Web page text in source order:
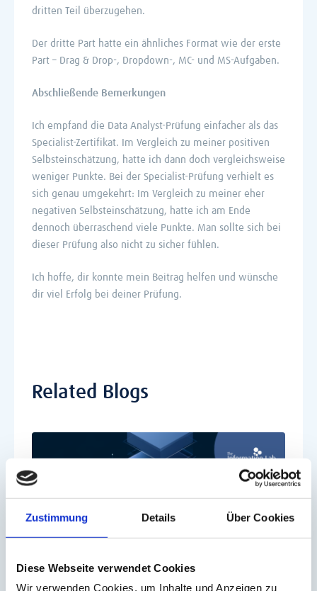
Zustimmung Details Über Cookies
Diese Webseite verwendet Cookies
Wir verwenden Cookies, um Inhalte und Anzeigen zu
dritten Teil überzugehen.
Der dritte Part hatte ein ähnliches Format wie der erste
Part – Drag & Drop-, Dropdown-, MC- und MS-Aufgaben.
Abschließende Bemerkungen
Ich empfand die Data Analyst-Prüfung einfacher als das
Specialist-Zertifikat. Im Vergleich zu meiner positiven
Selbsteinschätzung, hatte ich dann doch vergleichsweise
weniger Punkte. Bei der Specialist-Prüfung verhielt es
sich genau umgekehrt: Im Vergleich zu meiner eher
negativen Selbsteinschätzung, hatte ich am Ende
dennoch überraschend viele Punkte. Man sollte sich bei
dieser Prüfung also nicht zu sicher fühlen.
Ich hoffe, dir konnte mein Beitrag helfen und wünsche
dir viel Erfolg bei deiner Prüfung.
Related Blogs